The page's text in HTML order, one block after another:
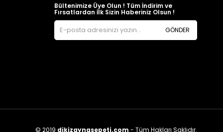
Bültenimize Üye Olun ! Tüm İndirim ve
Fırsatlardan İlk Sizin Haberiniz Olsun !
GÖNDER
© 2019 dikizaynasepeti.com - Tüm Hakları Saklıdır.